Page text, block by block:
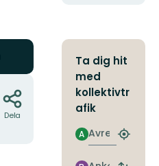
Dela
Ta dig hit
med
kollektivtr
afik
Avresa
A
Hitta